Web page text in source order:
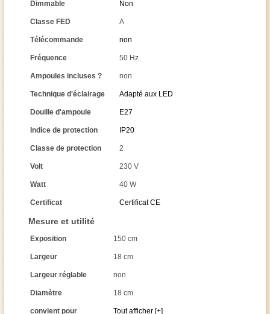
Dimmable Non
Classe FED A
Télécommande non
Fréquence 50 Hz
Ampoules incluses ? non
Technique d'éclairage Adapté aux LED
Douille d'ampoule E27
Indice de protection IP20
Classe de protection 2
Volt 230 V
Watt 40 W
Certificat Certificat CE
Mesure et utilité
Exposition 150 cm
Largeur 18 cm
Largeur réglable non
Diamètre 18 cm
convient pour Tout afficher [+]